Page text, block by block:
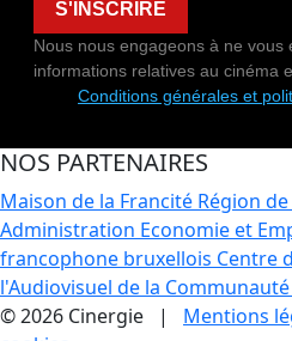
S'INSCRIRE
Nous nous engageons à ne vous
informations relatives au cinéma
Conditions générales et
NOS PARTENAIRES
Maison de la Francité Région
Administration Economie et
francophone bruxellois Centre
l'Audiovisuel de la
© 2026 Cinergie | Mentions